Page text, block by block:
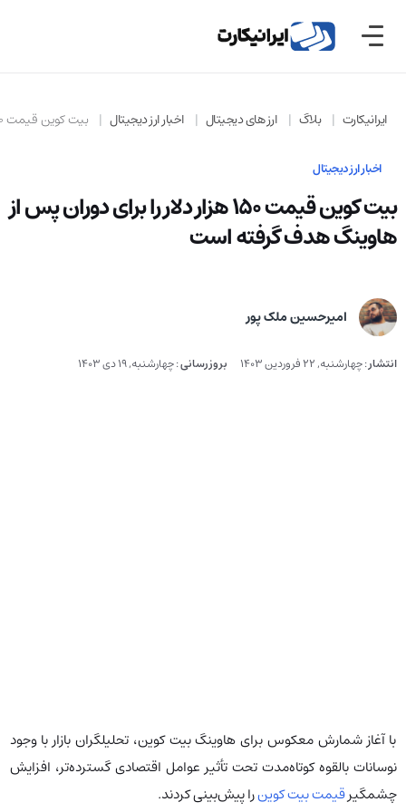
ایرانیکارت بلاگ ارز های دیجیتال اخبار ارز دیجیتال بیت‌ کوین قیمت ۱۵۰ هزار دلار را برای دوران پس از هاوینگ هدف گرفته است
اخبار ارز دیجیتال
بیت‌ کوین قیمت ۱۵۰ هزار دلار را برای دوران پس از
هاوینگ هدف گرفته است
امیرحسین ملک پور
انتشار:چهارشنبه, 22 فروردین 1403 بروزرسانی:چهارشنبه, 19 دی 1403
با آغاز شمارش معکوس برای هاوینگ بیت کوین، تحلیلگران بازار با وجود
نوسانات بالقوه کوتاه‌مدت تحت تأثیر عوامل اقتصادی گسترده‌تر، افزایش
چشمگیرقیمت بیت کوینرا پیش‌بینی کردند.